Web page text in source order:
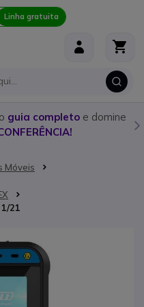
Linha gratuita
guia completoe domine
Móveis
21